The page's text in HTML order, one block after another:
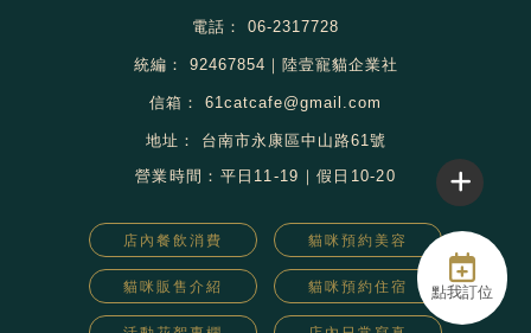
06-2317728
92467854｜陸壹寵貓企業社
61catcafe@gmail.com
台南市永康區中山路61號
店內餐飲消費 貓咪預約美容
貓咪販售介紹 貓咪預約住宿 點我訂位